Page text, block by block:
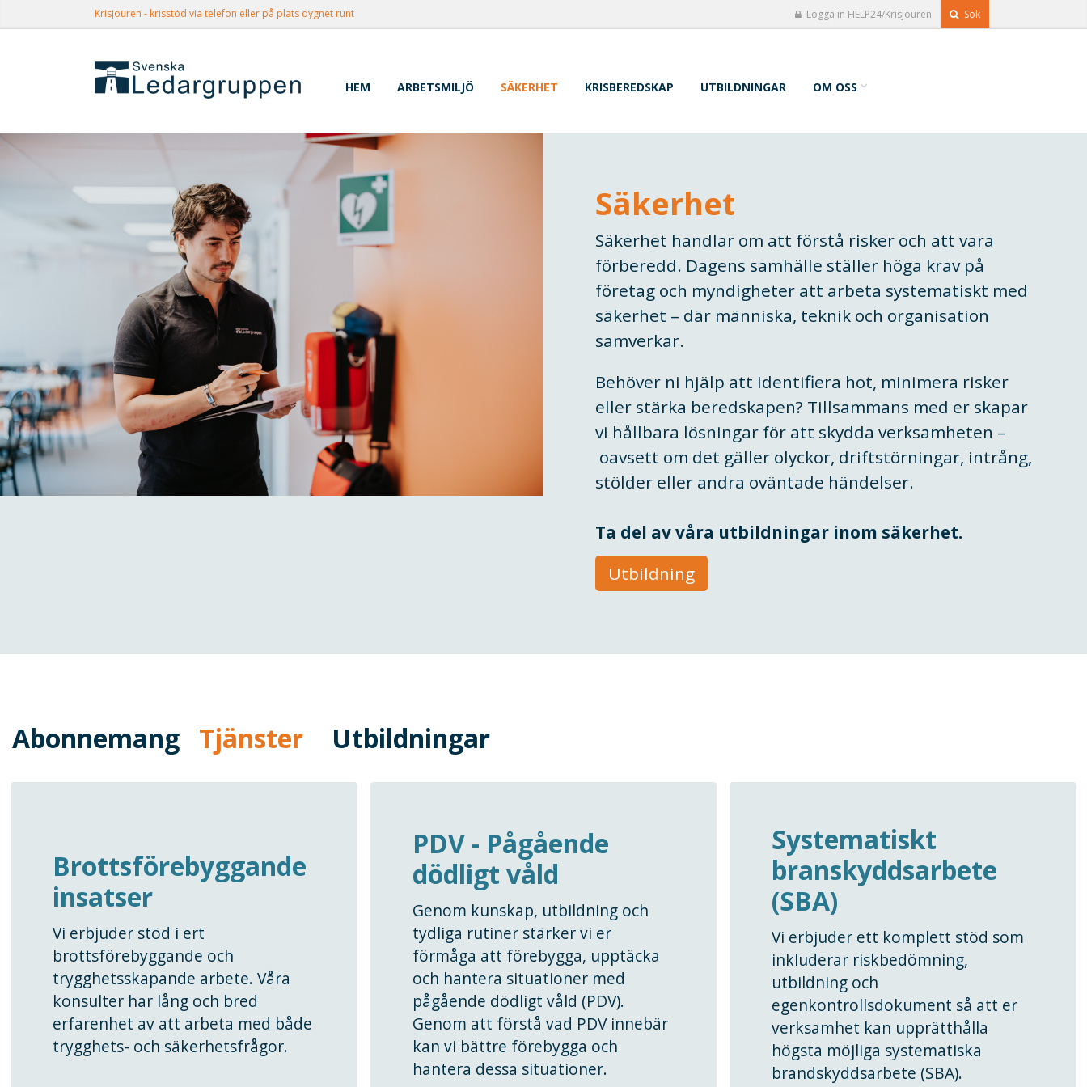
Krisjouren - krisstöd via telefon eller på plats dygnet runt Logga in HELP24/Krisjouren Sök
HEM ARBETSMILJÖ SÄKERHET KRISBEREDSKAP UTBILDNINGAR OM OSS
Säkerhet
Säkerhet handlar om att förstå risker och att vara
förberedd. Dagens samhälle ställer höga krav på
företag och myndigheter att arbeta systematiskt med
säkerhet – där människa, teknik och organisation
samverkar.
Behöver ni hjälp att identifiera hot, minimera risker
eller stärka beredskapen? Tillsammans med er skapar
vi hållbara lösningar för att skydda verksamheten –
oavsett om det gäller olyckor, driftstörningar, intrång,
stölder eller andra oväntade händelser.
Ta del av våra utbildningar inom säkerhet.
Utbildning
Abonnemang Tjänster Utbildningar
Brottsförebyggande
insatser
Vi erbjuder stöd i ert
brottsförebyggande och
trygghetsskapande arbete. Våra
konsulter har lång och bred
erfarenhet av att arbeta med både
trygghets- och säkerhetsfrågor.
PDV - Pågående
dödligt våld
Genom kunskap, utbildning och
tydliga rutiner stärker vi er
förmåga att förebygga, upptäcka
och hantera situationer med
pågående dödligt våld (PDV).
Genom att förstå vad PDV innebär
kan vi bättre förebygga och
hantera dessa situationer.
Systematiskt
branskyddsarbete
(SBA)
Vi erbjuder ett komplett stöd som
inkluderar riskbedömning,
utbildning och
egenkontrollsdokument så att er
verksamhet kan upprätthålla
högsta möjliga systematiska
brandskyddsarbete (SBA).